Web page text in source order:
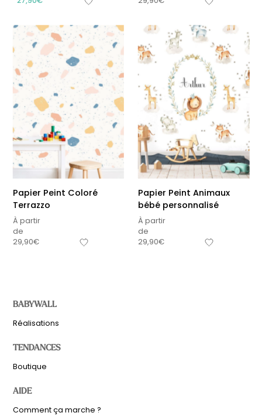
Papier Peint Coloré
Terrazzo
À partir
de
29,90€
Papier Peint Animaux
bébé personnalisé
À partir
de
29,90€
BABYWALL
Réalisations
TENDANCES
Boutique
AIDE
Comment ça marche ?